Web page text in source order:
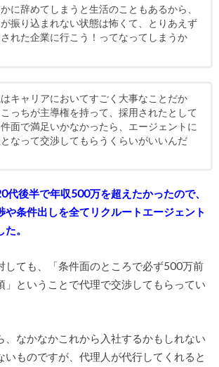
に辞めてしまうと生活のこともあるから、
振り込まれない状態は怖くて、とりあえず
れた企業に行こう！ってなってしまうか
キャリアにおいてすごく大事なことだか
っちが主導権を持って、採用されたとして
面で満足いかなかったら、エージェントに
なって交渉してもらうくらいがいいんだ
代後半で年収500万を超えたかったので、
や条件出しを全てリクルートエージェント
。
しても、「条件面のところで必ず500万前
」ということで代理で交渉してもらってい
、なかなかこれから入社するかもしれない
いものですが、代理人が代行してくれると